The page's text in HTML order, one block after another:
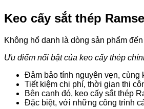
Keo cấy sắt thép
Không hổ danh là dòng sản phẩm
Ưu điểm nổi bật của keo cấy thép
Đảm bảo tính nguyên vẹn, cùng
Tiết kiệm chi phí, thời gian thi
Bên cạnh đó, keo cấy sắt thép
Đặc biệt, với những công trình